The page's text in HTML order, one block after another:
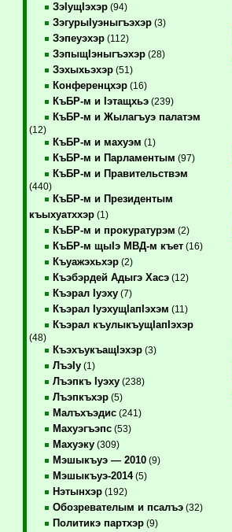
ЗэIущIэхэр(94)
ЗэгурыIуэныгъэхэр(3)
Зэпеуэхэр(112)
ЗэпыщIэныгъэхэр(28)
Зэхыхьэхэр(51)
Конференцхэр(16)
КъБР-м и Iэтащхьэ(239)
КъБР-м и Жылагъуэ палатэм
(12)
КъБР-м и махуэм (1)
КъБР-м и Парламентым (97)
КъБР-м и Правительствэм
(440)
КъБР-м и Президентым
къыхуатххэр(1)
КъБР-м и прокуратурэм (2)
КъБР-м щыIэ МВД-м къет(16)
Къуажэхьхэр(2)
Къэбэрдей Адыгэ Хасэ(12)
Къэрал Iуэху(7)
Къэрал IуэхущIапIэхэм (11)
Къэрал къулыкъущIапIэхэр
(48)
КъэхъукъащIэхэр(3)
ЛъэIу(1)
Лъэпкъ Iуэху(238)
Лъэпкъхэр(5)
Малъхъэдис(241)
Махуэгъэпс(53)
Махуэку(309)
Мэшыкъуэ — 2010(9)
Мэшыкъуэ-2014(5)
Нэтынхэр(192)
Обозревателым и псалъэ(32)
Политикэ партхэр(9)